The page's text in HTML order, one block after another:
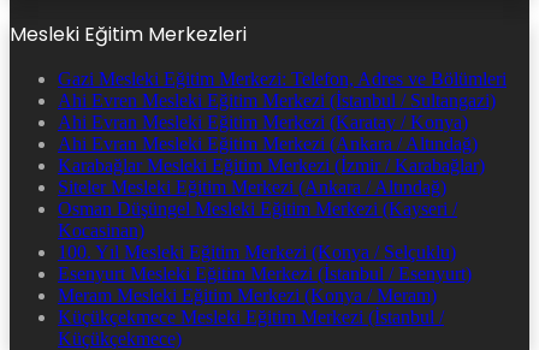
Mesleki Eğitim Merkezleri
Gazi Mesleki Eğitim Merkezi: Telefon, Adres ve Bölümleri
Ahi Evren Mesleki Eğitim Merkezi (İstanbul / Sultangazi)
Ahi Evran Mesleki Eğitim Merkezi (Karatay / Konya)
Ahi Evran Mesleki Eğitim Merkezi (Ankara / Altındağ)
Karabağlar Mesleki Eğitim Merkezi (İzmir / Karabağlar)
Siteler Mesleki Eğitim Merkezi (Ankara / Altındağ)
Osman Düşüngel Mesleki Eğitim Merkezi (Kayseri /
Kocasinan)
100. Yıl Mesleki Eğitim Merkezi (Konya / Selçuklu)
Esenyurt Mesleki Eğitim Merkezi (İstanbul / Esenyurt)
Meram Mesleki Eğitim Merkezi (Konya / Meram)
Küçükçekmece Mesleki Eğitim Merkezi (İstanbul /
Küçükçekmece)